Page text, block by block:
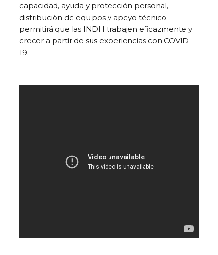
capacidad, ayuda y protección personal,
distribución de equipos y apoyo técnico
permitirá que las INDH trabajen eficazmente y
crecer a partir de sus experiencias con COVID-
19.